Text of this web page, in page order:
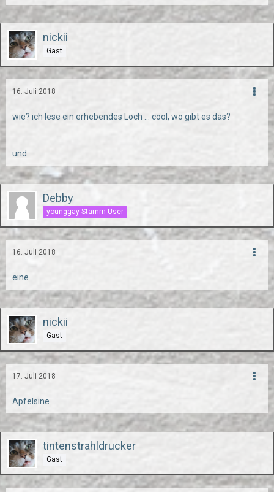
nickii
Gast
16. Juli 2018
wie? ich lese ein erhebendes Loch ... cool, wo gibt es das?
und
Debby
younggay Stamm-User
16. Juli 2018
eine
nickii
Gast
17. Juli 2018
Apfelsine
tintenstrahldrucker
Gast